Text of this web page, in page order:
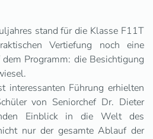
stand für die Klasse F11T
Vertiefung noch eine
Programm: die Besichtigung
interessanten Führung erhielten
von Seniorchef Dr. Dieter
Einblick in die Welt des
nur der gesamte Ablauf der